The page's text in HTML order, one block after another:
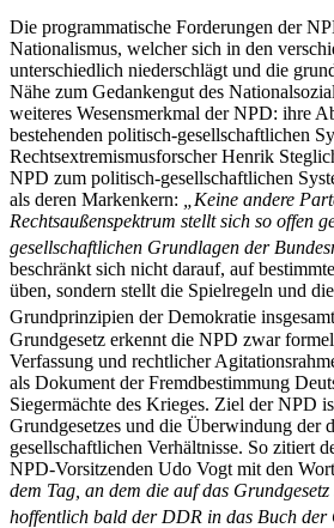
Die programmatische Forderungen der
Nationalismus, welcher sich in den
unterschiedlich niederschlägt und die
Nähe zum Gedankengut des
weiteres Wesensmerkmal der NPD: ihre
bestehenden politisch-gesellschaftlichen
Rechtsextremismusforscher Henrik
NPD zum politisch-gesellschaftlichen
als deren Markenkern:
„Keine andere
Rechtsaußenspektrum stellt sich so offen
gesellschaftlichen Grundlagen der
beschränkt sich nicht darauf, auf
üben, sondern stellt die Spielregeln und
Grundprinzipien der Demokratie
Grundgesetz erkennt die NPD zwar
Verfassung und rechtlicher
als Dokument der Fremdbestimmung
Siegermächte des Krieges. Ziel der NPD
Grundgesetzes und die Überwindung der
gesellschaftlichen Verhältnisse. So zitiert
NPD-Vorsitzenden Udo Vogt mit den
dem Tag, an dem die auf das Grundgesetz
hoffentlich bald der DDR in das Buch der